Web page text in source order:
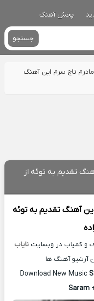
پخش آهنگ
جستجو
تاج سرم این آهنگ
تقدیم به توئه از
آهنگ تقدیم به توئه
و کمیاب در وبسایت نایاب
آرشیو آهنگ ها
Download New Music
Saram